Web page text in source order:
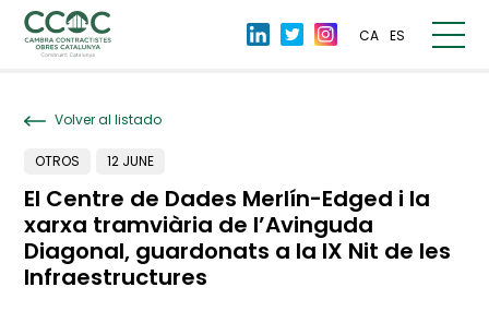
CA ES
Volver al listado
OTROS 12 JUNE
El Centre de Dades Merlín-Edged i la
xarxa tramviària de l’Avinguda
Diagonal, guardonats a la IX Nit de les
Infraestructures